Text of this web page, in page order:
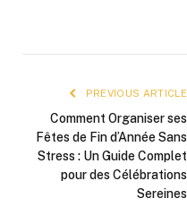
PREVIOUS ARTICLE
Comment Organiser ses
Fêtes de Fin d’Année Sans
Stress : Un Guide Complet
pour des Célébrations
Sereines